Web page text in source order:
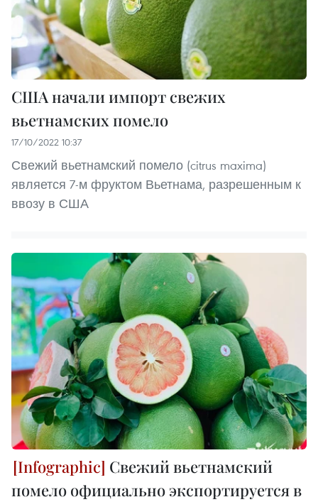
США начали импорт свежих
вьетнамских помело
17/10/2022 10:37
Свежий вьетнамский помело (citrus maxima)
является 7-м фруктом Вьетнама, разрешенным к
ввозу в США
Свежий вьетнамский
помело официально экспортируется в